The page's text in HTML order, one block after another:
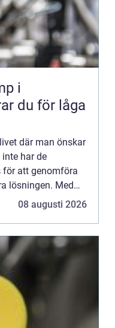
i
du för låga
där man önskar
har de
för att genomföra
lösningen. Med
08 augusti 2026